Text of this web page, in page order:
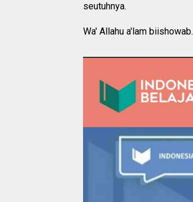
seutuhnya.
Wa' Allahu a'lam biishowab.